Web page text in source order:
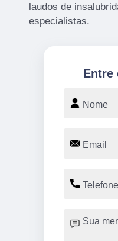
laudos de
especialistas.
Entre